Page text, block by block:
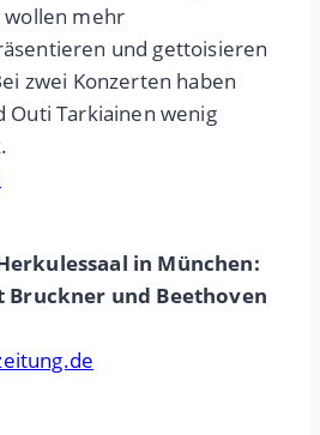
mehr
und gettoisieren
zwei Konzerten haben
Outi Tarkiainen wenig
in München:
und Beethoven